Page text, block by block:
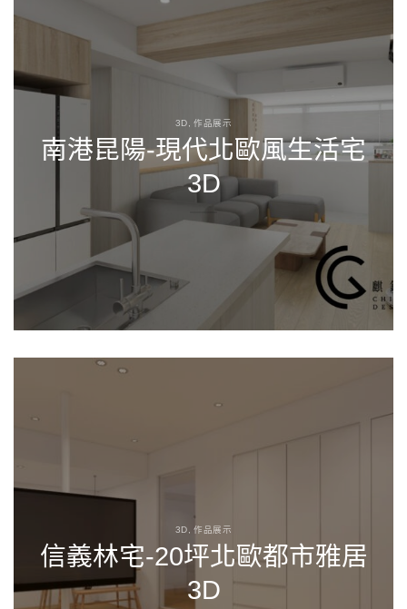
3D, 作品展示
南港昆陽-現代北歐風生活宅
3D
3D, 作品展示
信義林宅-20坪北歐都市雅居
3D